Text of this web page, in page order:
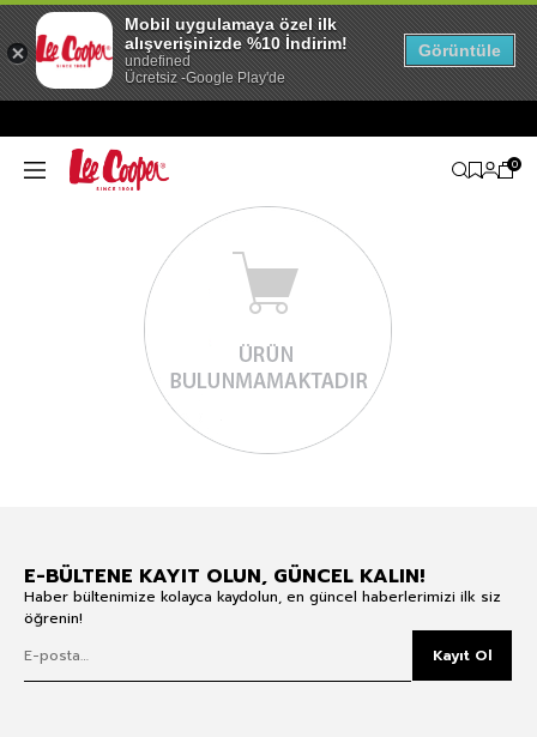
0
E-BÜLTENE KAYIT OLUN, GÜNCEL KALIN!
Haber bültenimize kolayca kaydolun, en güncel haberlerimizi ilk siz
öğrenin!
Kayıt Ol
Mobil uygulamaya özel ilk
alışverişinizde %10 İndirim!
undefined
Ücretsiz -Google Play'de
Görüntüle